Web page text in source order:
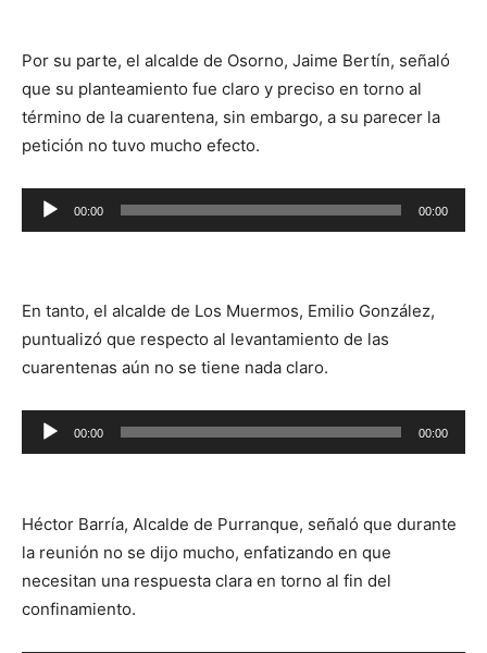
Por su parte, el alcalde de Osorno, Jaime Bertín, señaló
que su planteamiento fue claro y preciso en torno al
término de la cuarentena, sin embargo, a su parecer la
petición no tuvo mucho efecto.
Reproductor
de
00:00 00:00
En tanto, el alcalde de Los Muermos, Emilio González,
puntualizó que respecto al levantamiento de las
cuarentenas aún no se tiene nada claro.
Reproductor
de
00:00 00:00
Héctor Barría, Alcalde de Purranque, señaló que durante
la reunión no se dijo mucho, enfatizando en que
necesitan una respuesta clara en torno al fin del
confinamiento.